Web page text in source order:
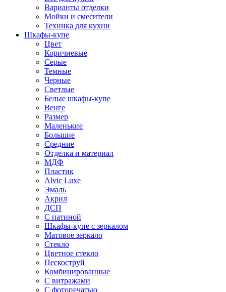
Варианты отделки
Мойки и смесители
Техника для кухни
Шкафы-купе
Цвет
Коричневые
Серые
Темные
Черные
Светлые
Белые шкафы-купе
Венге
Размер
Маленькие
Большие
Средние
Отделка и материал
МДФ
Пластик
Alvic Luxe
Эмаль
Акрил
ДСП
С патиной
Шкафы-купе с зеркалом
Матовое зеркало
Стекло
Цветное стекло
Пескоструй
Комбинированные
С витражами
С фотопечатью